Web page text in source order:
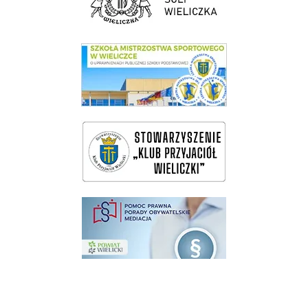
link do SMS Wieliczka
wieliczka-wieliczanie na bis
pomoc prawna wieliczka